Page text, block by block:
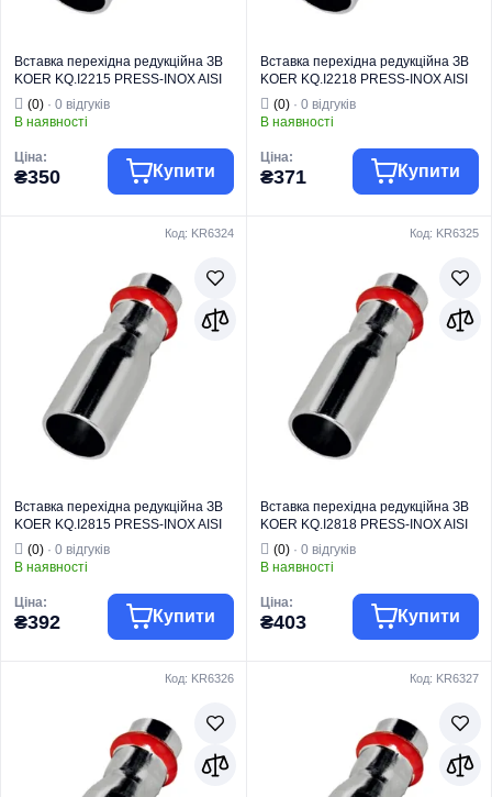
Вставка перехідна редукційна ЗВ
KOER KQ.I2215 PRESS-INOX AISI
304 22x15 (KR6322)
(0) · 0 відгуків
В наявності
Ціна:
₴350 Купити
Система
PRESS-INOX
Вид виробу
Вставка
перехідна
редукційна
PRESS-INOX
Призначення
Для переходу
між трубами або
фітингами
Вставка перехідна редукційна ЗВ
KOER KQ.I2218 PRESS-INOX AISI
304 22x18 (KR6323)
(0)· 0 відгуків
В наявності
Ціна:
₴371 Купити
Система
PRESS-INOX
Вид виробу
Вставка
перехідна
редукційна
PRESS-INOX
Призначення
Для переходу
між трубами або
фітингами
Код: KR6324
Вставка перехідна редукційна ЗВ
KOER KQ.I2815 PRESS-INOX AISI
304 28x15 (KR6324)
(0) · 0 відгуків
В наявності
Ціна:
₴392 Купити
Система
PRESS-INOX
Вид виробу
Вставка
перехідна
редукційна
Код: KR6325
Вставка перехідна редукційна ЗВ
KOER KQ.I2818 PRESS-INOX AISI
304 28x18 (KR6325)
(0)· 0 відгуків
В наявності
Ціна:
₴403 Купити
Система
PRESS-INOX
Вид виробу
Вставка
перехідна
редукційна
Код: KR6326 Код: KR6327